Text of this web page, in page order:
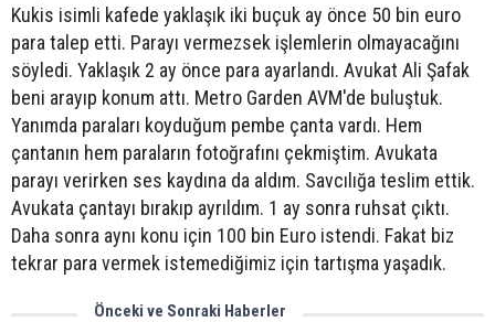
Kukis isimli kafede yaklaşık iki buçuk ay önce 50 bin euro
para talep etti. Parayı vermezsek işlemlerin olmayacağını
söyledi. Yaklaşık 2 ay önce para ayarlandı. Avukat Ali Şafak
beni arayıp konum attı. Metro Garden AVM'de buluştuk.
Yanımda paraları koyduğum pembe çanta vardı. Hem
çantanın hem paraların fotoğrafını çekmiştim. Avukata
parayı verirken ses kaydına da aldım. Savcılığa teslim ettik.
Avukata çantayı bırakıp ayrıldım. 1 ay sonra ruhsat çıktı.
Daha sonra aynı konu için 100 bin Euro istendi. Fakat biz
tekrar para vermek istemediğimiz için tartışma yaşadık.
Önceki ve Sonraki Haberler